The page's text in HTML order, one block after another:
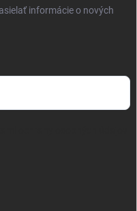
informácie o nových